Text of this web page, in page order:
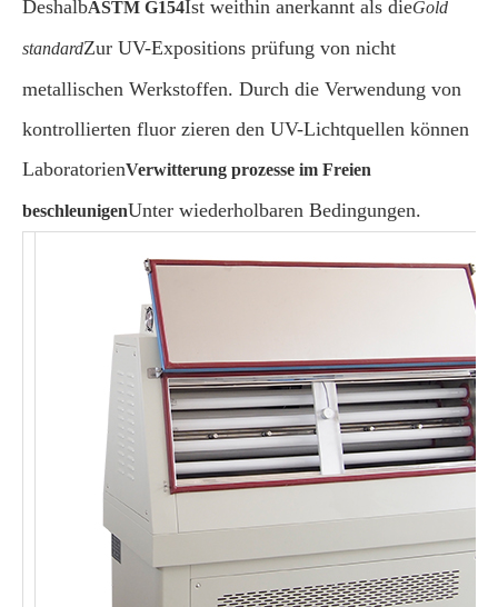
DeshalbASTM G154Ist weithin anerkannt als dieGold
standardZur UV-Expositions prüfung von nicht
metallischen Werkstoffen. Durch die Verwendung von
kontrollierten fluor zieren den UV-Lichtquellen können
LaboratorienVerwitterung prozesse im Freien
beschleunigenUnter wiederholbaren Bedingungen.